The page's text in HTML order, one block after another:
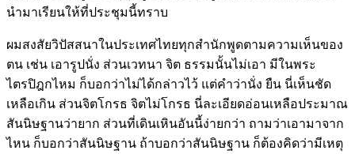
นำมาเรียนให้ที่ประชุมนี้ทราบ
ผมสงสัยวิปัสสนาในประเทศไทยทุกสำนักพูดตามความเห็นของ
ตน เช่น เอารูปนั่ง ส่วนเวทนา จิต ธรรมนั้นไม่เอา มีในพระ
ไตรปิฎกไหม ก็บอกว่าไม่ได้กล่าวไว้ แต่คำว่านั่ง ยืน นี่เห็นชัด
เหลือเกิน ส่วนจิตโกรธ จิตไม่โกรธ นี่ละเอียดอ่อนเหลือประมาณ
สันนิษฐานว่ายาก ส่วนที่เดินเหินอันนี้ง่ายกว่า ถามว่าเอามาจาก
ไหน ก็บอกว่าสันนิษฐาน ถ้าบอกว่าสันนิษฐาน ก็ต้องคิดว่ามีเหตุ